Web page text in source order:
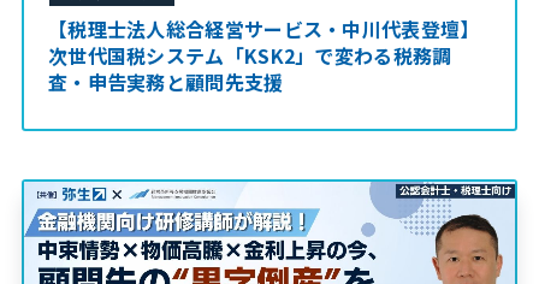
【税理士法人総合経営サービス・中川代表登壇】
次世代国税システム「KSK2」で変わる税務調
査・申告実務と顧問先支援